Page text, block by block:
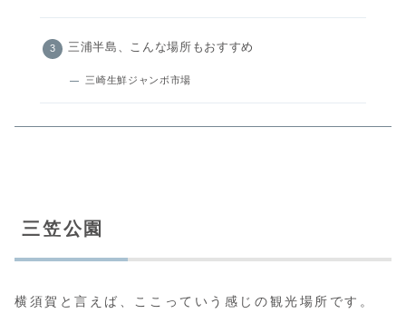
三浦半島、こんな場所もおすすめ
三崎生鮮ジャンボ市場
三笠公園
横須賀と言えば、ここっていう感じの観光場所です。